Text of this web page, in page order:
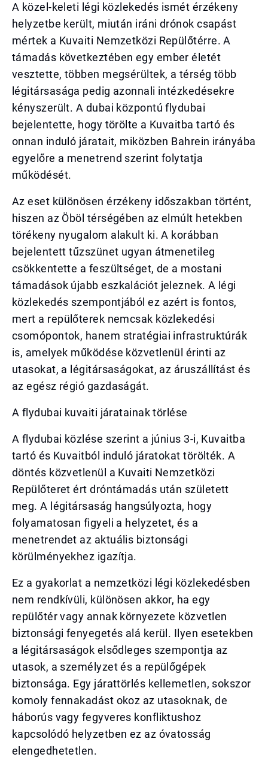
A közel-keleti légi közlekedés ismét érzékeny
helyzetbe került, miután iráni drónok csapást
mértek a Kuvaiti Nemzetközi Repülőtérre. A
támadás következtében egy ember életét
vesztette, többen megsérültek, a térség több
légitársasága pedig azonnali intézkedésekre
kényszerült. A dubai központú flydubai
bejelentette, hogy törölte a Kuvaitba tartó és
onnan induló járatait, miközben Bahrein irányába
egyelőre a menetrend szerint folytatja
működését.
Az eset különösen érzékeny időszakban történt,
hiszen az Öböl térségében az elmúlt hetekben
törékeny nyugalom alakult ki. A korábban
bejelentett tűzszünet ugyan átmenetileg
csökkentette a feszültséget, de a mostani
támadások újabb eszkalációt jeleznek. A légi
közlekedés szempontjából ez azért is fontos,
mert a repülőterek nemcsak közlekedési
csomópontok, hanem stratégiai infrastruktúrák
is, amelyek működése közvetlenül érinti az
utasokat, a légitársaságokat, az áruszállítást és
az egész régió gazdaságát.
A flydubai kuvaiti járatainak törlése
A flydubai közlése szerint a június 3-i, Kuvaitba
tartó és Kuvaitból induló járatokat törölték. A
döntés közvetlenül a Kuvaiti Nemzetközi
Repülőteret ért dróntámadás után született
meg. A légitársaság hangsúlyozta, hogy
folyamatosan figyeli a helyzetet, és a
menetrendet az aktuális biztonsági
körülményekhez igazítja.
Ez a gyakorlat a nemzetközi légi közlekedésben
nem rendkívüli, különösen akkor, ha egy
repülőtér vagy annak környezete közvetlen
biztonsági fenyegetés alá kerül. Ilyen esetekben
a légitársaságok elsődleges szempontja az
utasok, a személyzet és a repülőgépek
biztonsága. Egy járattörlés kellemetlen, sokszor
komoly fennakadást okoz az utasoknak, de
háborús vagy fegyveres konfliktushoz
kapcsolódó helyzetben ez az óvatosság
elengedhetetlen.